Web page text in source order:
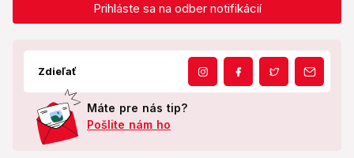
Prihláste sa na odber notifikácií
Zdieľať
Máte pre nás tip?
Pošlite nám ho